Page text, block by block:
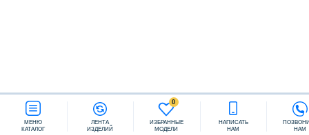
Заказать звонок
МЕНЮ
КАТАЛОГ
ЛЕНТА
ИЗДЕЛИЙ
0
ИЗБРАННЫЕ
МОДЕЛИ
НАПИСАТЬ
НАМ
НАМ